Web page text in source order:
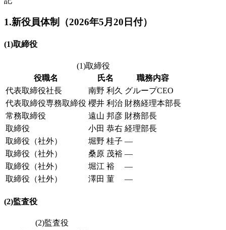
1.新役員体制（2026年5月20日付）
(1)取締役
(1)取締役
役職名
氏名
職務内容
代表取締役社長
南野 利久 グループCEO
代表取締役専務取締役 櫻井 利治 財務経理本部長
常務取締役
遠山 邦彦 財務部長
取締役
小田 恭右 経理部長
取締役（社外）
堀野 桂子 ―
取締役（社外）
桑原 茂裕 ―
取締役（社外）
堀江 裕
―
取締役（社外）
澤田 菫 ―
(2)監査役
(2)監査役